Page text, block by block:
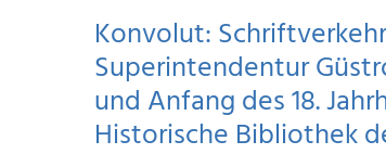
Konvolut:
Superintendentur
und Anfang des 18.
Historische Bibliothek